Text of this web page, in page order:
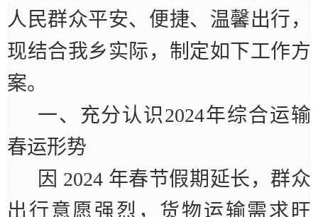
人民群众平安、便捷、温馨出行，
现结合我乡实际，制定如下工作方
案。
一、充分认识2024年综合运输
春运形势
因 2024 年春节假期延长，群众
出行意愿强烈，货物运输需求旺